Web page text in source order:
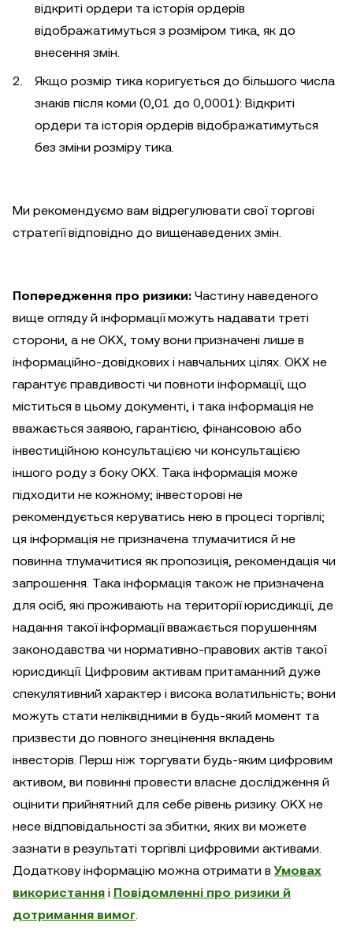
відкриті ордери та історія ордерів
відображатимуться з розміром тика, як до
внесення змін.
Якщо розмір тика коригується до більшого числа
знаків після коми (0,01 до 0,0001): Відкриті
ордери та історія ордерів відображатимуться
без зміни розміру тика.
Ми рекомендуємо вам відрегулювати свої торгові
стратегії відповідно до вищенаведених змін.
Попередження про ризики: Частину наведеного
вище огляду й інформації можуть надавати треті
сторони, а не OKX, тому вони призначені лише в
інформаційно-довідкових і навчальних цілях. OKX не
гарантує правдивості чи повноти інформації, що
міститься в цьому документі, і така інформація не
вважається заявою, гарантією, фінансовою або
інвестиційною консультацією чи консультацією
іншого роду з боку OKX. Така інформація може
підходити не кожному; інвесторові не
рекомендується керуватись нею в процесі торгівлі;
ця інформація не призначена тлумачитися й не
повинна тлумачитися як пропозиція, рекомендація чи
запрошення. Така інформація також не призначена
для осіб, які проживають на території юрисдикції, де
надання такої інформації вважається порушенням
законодавства чи нормативно-правових актів такої
юрисдикції. Цифровим активам притаманний дуже
спекулятивний характер і висока волатильність; вони
можуть стати неліквідними в будь-який момент та
призвести до повного знецінення вкладень
інвесторів. Перш ніж торгувати будь-яким цифровим
активом, ви повинні провести власне дослідження й
оцінити прийнятний для себе рівень ризику. OKX не
несе відповідальності за збитки, яких ви можете
зазнати в результаті торгівлі цифровими активами.
Додаткову інформацію можна отримати вУмовах
використання і Повідомленні про ризики й
дотримання вимог.